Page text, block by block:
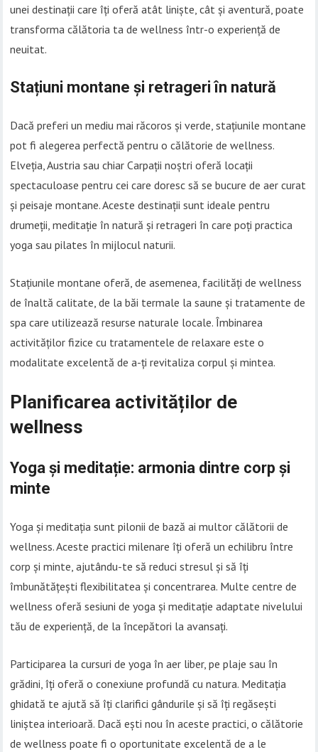
unei destinații care îți oferă atât liniște, cât și aventură, poate
transforma călătoria ta de wellness într-o experiență de
neuitat.
Stațiuni montane și retrageri în natură
Dacă preferi un mediu mai răcoros și verde, stațiunile montane
pot fi alegerea perfectă pentru o călătorie de wellness.
Elveția, Austria sau chiar Carpații noștri oferă locații
spectaculoase pentru cei care doresc să se bucure de aer curat
și peisaje montane. Aceste destinații sunt ideale pentru
drumeții, meditație în natură și retrageri în care poți practica
yoga sau pilates în mijlocul naturii.
Stațiunile montane oferă, de asemenea, facilități de wellness
de înaltă calitate, de la băi termale la saune și tratamente de
spa care utilizează resurse naturale locale. Îmbinarea
activităților fizice cu tratamentele de relaxare este o
modalitate excelentă de a-ți revitaliza corpul și mintea.
Planificarea activităților de
wellness
Yoga și meditație: armonia dintre corp și
minte
Yoga și meditația sunt pilonii de bază ai multor călătorii de
wellness. Aceste practici milenare îți oferă un echilibru între
corp și minte, ajutându-te să reduci stresul și să îți
îmbunătățești flexibilitatea și concentrarea. Multe centre de
wellness oferă sesiuni de yoga și meditație adaptate nivelului
tău de experiență, de la începători la avansați.
Participarea la cursuri de yoga în aer liber, pe plaje sau în
grădini, îți oferă o conexiune profundă cu natura. Meditația
ghidată te ajută să îți clarifici gândurile și să îți regăsești
liniștea interioară. Dacă ești nou în aceste practici, o călătorie
de wellness poate fi o oportunitate excelentă de a le